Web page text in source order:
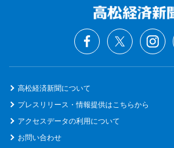
高松経済新聞について
プレスリリース・情報提供はこちらから
アクセスデータの利用について
お問い合わせ